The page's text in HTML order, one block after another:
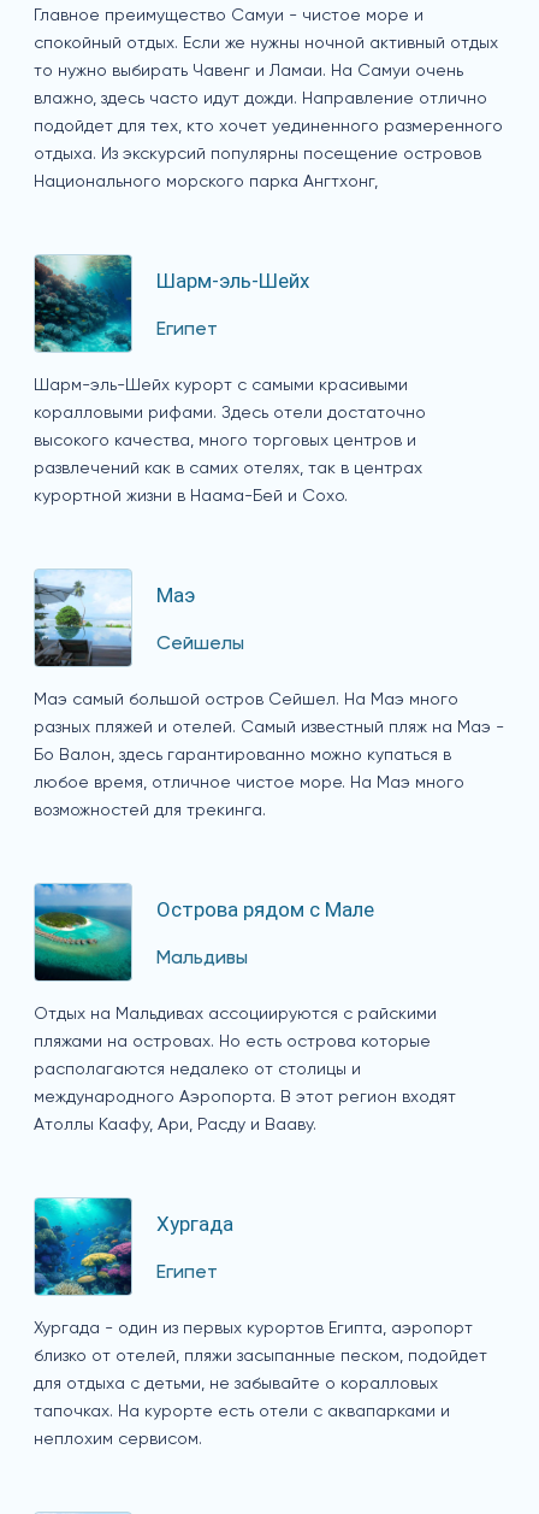
Главное преимущество Самуи - чистое море и
спокойный отдых. Если же нужны ночной активный отдых
то нужно выбирать Чавенг и Ламаи. На Самуи очень
влажно, здесь часто идут дожди. Направление отлично
подойдет для тех, кто хочет уединенного размеренного
отдыха. Из экскурсий популярны посещение островов
Национального морского парка Ангтхонг,
Шарм-эль-Шейх
Египет
Шарм-эль-Шейх курорт с самыми красивыми
коралловыми рифами. Здесь отели достаточно
высокого качества, много торговых центров и
развлечений как в самих отелях, так в центрах
курортной жизни в Наама-Бей и Сохо.
Маэ
Сейшелы
Маэ самый большой остров Сейшел. На Маэ много
разных пляжей и отелей. Самый известный пляж на Маэ -
Бо Валон, здесь гарантированно можно купаться в
любое время, отличное чистое море. На Маэ много
возможностей для трекинга.
Острова рядом с Мале
Мальдивы
Отдых на Мальдивах ассоциируются с райскими
пляжами на островах. Но есть острова которые
располагаются недалеко от столицы и
международного Аэропорта. В этот регион входят
Атоллы Каафу, Ари, Расду и Вааву.
Хургада
Египет
Хургада - один из первых курортов Египта, аэропорт
близко от отелей, пляжи засыпанные песком, подойдет
для отдыха с детьми, не забывайте о коралловых
тапочках. На курорте есть отели с аквапарками и
неплохим сервисом.